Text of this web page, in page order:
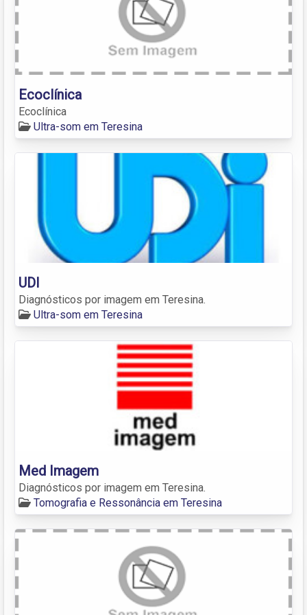
Ecoclínica
Ecoclínica
Ultra-som em Teresina
UDI
Diagnósticos por imagem em Teresina.
Ultra-som em Teresina
Med Imagem
Diagnósticos por imagem em Teresina.
Tomografia e Ressonância em Teresina